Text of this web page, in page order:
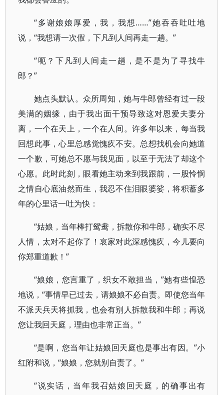
“多谢娘娘厚爱，我，我想……”她吞吞吐吐地
说，“我想请一次假，下凡到人间再走一趟。”
“呃？下凡到人间走一趟，是不是为了寻找牛
郎？”
她点头默认。众所周知，她与牛郎曾经有过一段
美满的姻缘，由于我出面干预导致这对恩爱夫妻分
离，一个在天上，一个在人间。许多年以来，每当我
回想此事，心里总感觉愧疚不安。总想找机会向她道
一个歉，可她总不愿与我见面，以至于无法了却这个
心愿。此时此刻，眼看她主动来到我跟前，一股怜悯
之情自心底油然而生，我忍不住泪眼婆娑，将积蓄多
年的心里话一吐为快：
“姑娘，当年棒打鸳鸯，拆散你和牛郎，确实不尽
人情，太对不起你了！哀家对此深感愧疚，今儿要向
你郑重道歉！”
“娘娘，您言重了，织女不敢担当，”她有些惶恐
地说，“事情早已过去，请娘娘不必自责。即使您当年
不派天兵天将抓我，也会有别人拆散我和牛郎；再说
您让我回天庭，理由也非常正当。”
“是啊，您当年让姑娘回天庭也是事出有因。”小
红附和说，“娘娘，您就别自责了。”
“说实话，当年我召姑娘回天庭，的确事出有